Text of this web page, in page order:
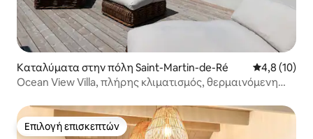
Καταλύματα στην πόλη Saint-Martin-de-Ré Μέση
4,8 (10)
Ocean View Villa, πλήρης κλιματισμός, θερμαινόμενη
Επιλογή επισκεπτών
Επιλογή επισκεπτών